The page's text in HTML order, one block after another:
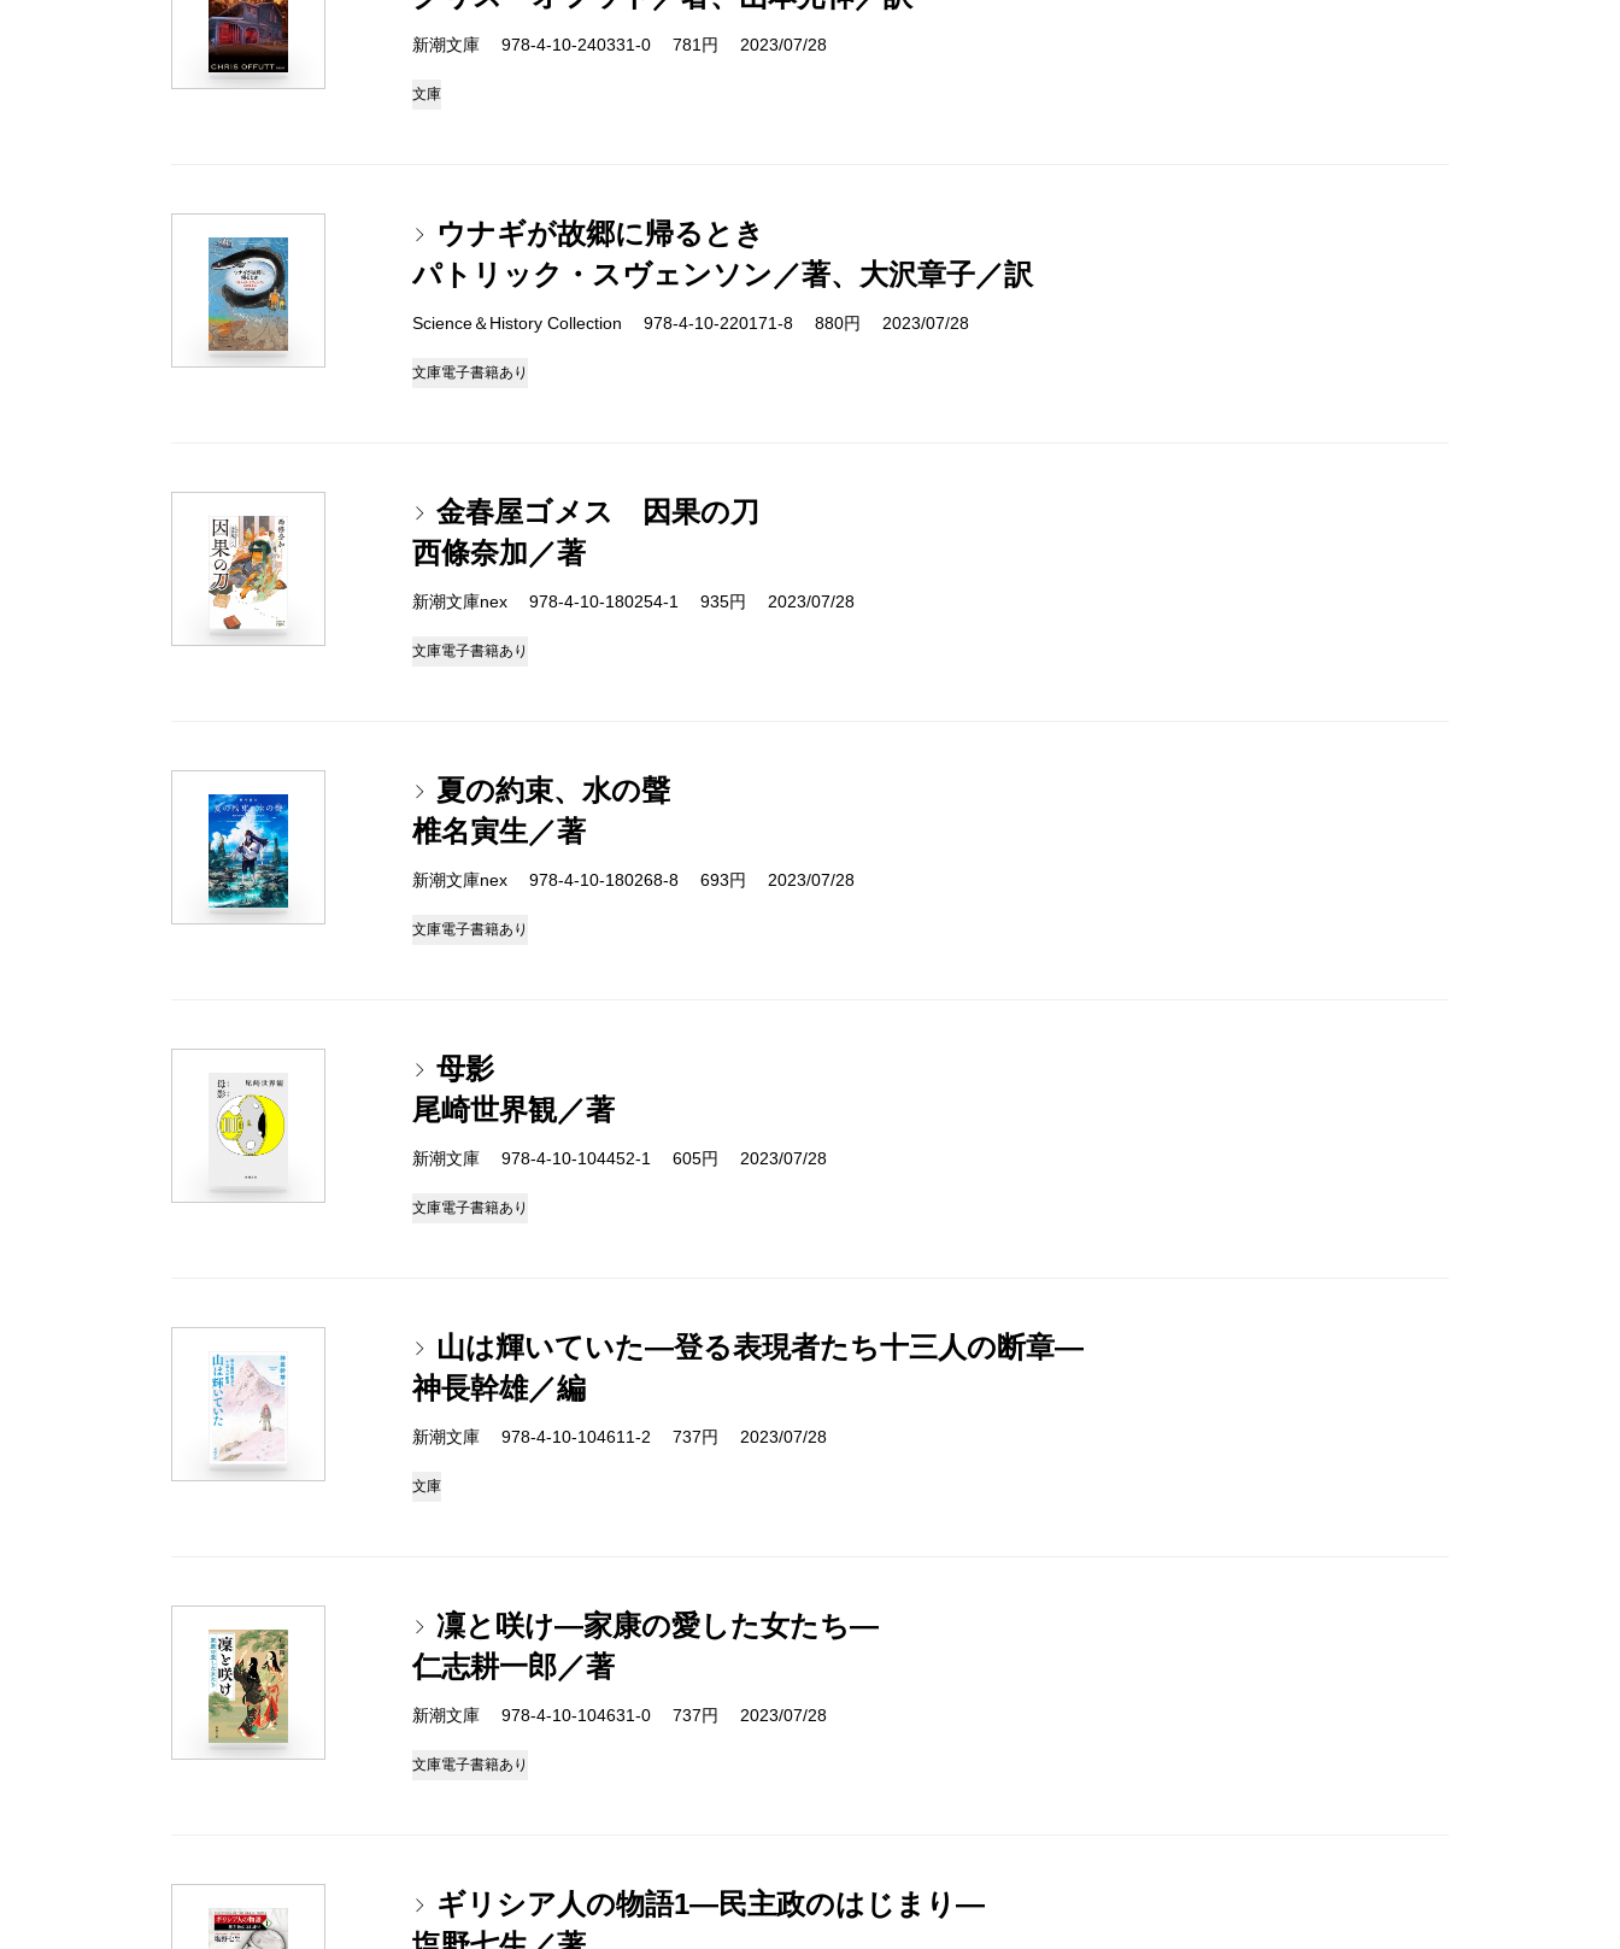
新潮文庫 978-4-10-240331-0 781円 2023/07/28
文庫
ウナギが故郷に帰るとき
パトリック・スヴェンソン／著、大沢章子／訳
Science＆History Collection 978-4-10-220171-8 880円 2023/07/28
文庫電子書籍あり
金春屋ゴメス 因果の刀
西條奈加／著
新潮文庫nex 978-4-10-180254-1 935円 2023/07/28
文庫電子書籍あり
夏の約束、水の聲
椎名寅生／著
新潮文庫nex 978-4-10-180268-8 693円 2023/07/28
文庫電子書籍あり
母影
尾崎世界観／著
新潮文庫 978-4-10-104452-1 605円 2023/07/28
文庫電子書籍あり
山は輝いていた―登る表現者たち十三人の断章―
神長幹雄／編
新潮文庫 978-4-10-104611-2 737円 2023/07/28
文庫
凜と咲け―家康の愛した女たち―
仁志耕一郎／著
新潮文庫 978-4-10-104631-0 737円 2023/07/28
文庫電子書籍あり
ギリシア人の物語1―民主政のはじまり―